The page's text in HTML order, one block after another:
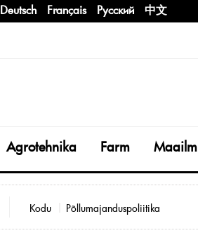
Deutsch Français Русский 中文
Agrotehnika Farm Maailm
Kodu Põllumajanduspoliitika